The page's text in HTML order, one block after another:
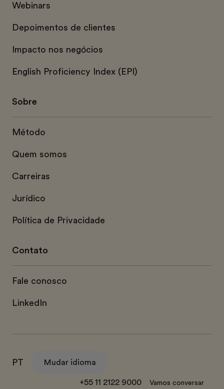
Webinars
Depoimentos de clientes
Impacto nos negócios
English Proficiency Index (EPI)
Sobre
Método
Quem somos
Carreiras
Jurídico
Política de Privacidade
Contato
Fale conosco
LinkedIn
PT Mudar idioma
+55 11 2122 9000 Vamos conversar